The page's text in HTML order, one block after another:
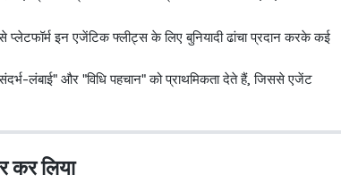
इन एजेंटिक फ्लीट्स के लिए बुनियादी ढांचा प्रदान करके कई
लंबाई" और "विधि पहचान" को प्राथमिकता देते हैं, जिससे एजेंट
कर लिया